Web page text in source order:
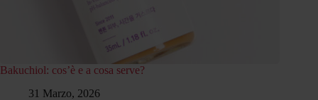
Bakuchiol: cos’è e a cosa serve?
31 Marzo, 2026